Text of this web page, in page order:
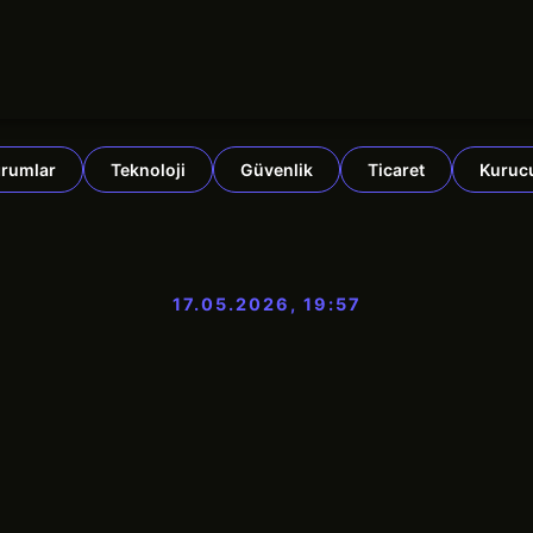
Teknoloji Güvenlik Ticaret
17.05.2026, 19:57